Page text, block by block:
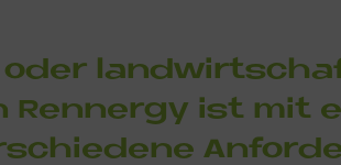
oder
Renn­er­gy ist mit